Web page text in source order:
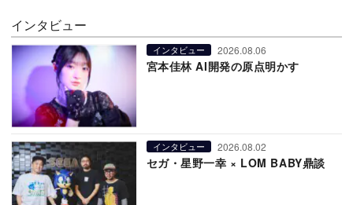
インタビュー
インタビュー 2026.08.06
宮本佳林 AI開発の原点明かす
インタビュー 2026.08.02
セガ・星野一幸 × LOM BABY鼎談